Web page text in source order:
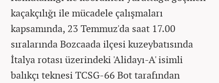
kaçakçılığı ile mücadele çalışmaları
kapsamında, 23 Temmuz'da saat 17.00
sıralarında Bozcaada ilçesi kuzeybatısında
İtalya rotası üzerindeki 'Alidayı-A' isimli
balıkçı teknesi TCSG-66 Bot tarafından